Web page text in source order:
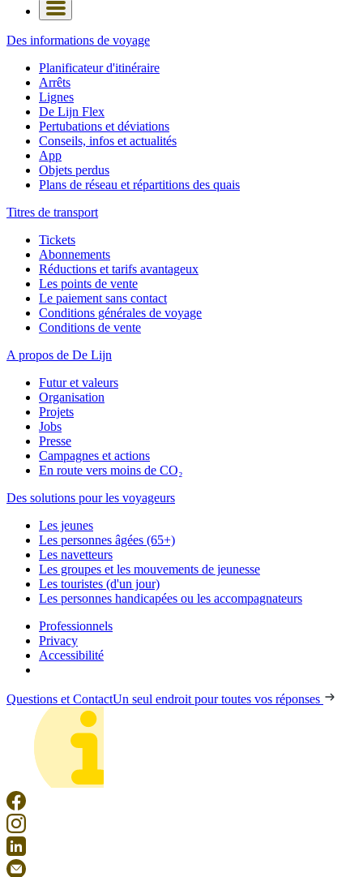
Des informations de voyage
Planificateur d'itinéraire
Arrêts
Lignes
De Lijn Flex
Pertubations et déviations
Conseils, infos et actualités
App
Objets perdus
Plans de réseau et répartitions des quais
Titres de transport
Tickets
Abonnements
Réductions et tarifs avantageux
Les points de vente
Le paiement sans contact
Conditions générales de voyage
Conditions de vente
A propos de De Lijn
Futur et valeurs
Organisation
Projets
Jobs
Presse
Campagnes et actions
En route vers moins de CO₂
Des solutions pour les voyageurs
Les jeunes
Les personnes âgées (65+)
Les navetteurs
Les groupes et les mouvements de jeunesse
Les touristes (d'un jour)
Les personnes handicapées ou les accompagnateurs
Professionnels
Privacy
Accessibilité
Questions et ContactUn seul endroit pour toutes vos réponses